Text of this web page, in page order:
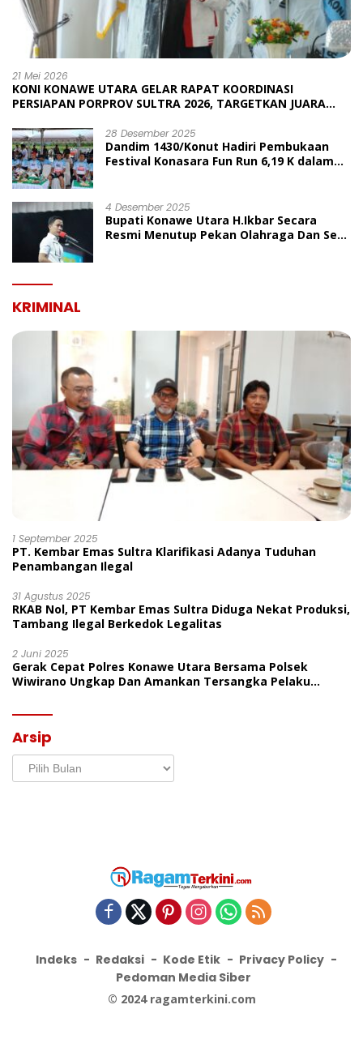
21 Mei 2026
KONI KONAWE UTARA GELAR RAPAT KOORDINASI
PERSIAPAN PORPROV SULTRA 2026, TARGETKAN JUARA
28 Desember 2025
Dandim 1430/Konut Hadiri Pembukaan
Festival Konasara Fun Run 6,19 K dalam
4 Desember 2025
Bupati Konawe Utara H.Ikbar Secara
Resmi Menutup Pekan Olahraga Dan Seni
KRIMINAL
1 September 2025
PT. Kembar Emas Sultra Klarifikasi Adanya Tuduhan
Penambangan Ilegal
31 Agustus 2025
RKAB Nol, PT Kembar Emas Sultra Diduga Nekat Produksi,
Tambang Ilegal Berkedok Legalitas
2 Juni 2025
Gerak Cepat Polres Konawe Utara Bersama Polsek
Wiwirano Ungkap Dan Amankan Tersangka Pelaku
Arsip
Arsip
Indeks Redaksi Kode Etik
Privacy Policy
Pedoman Media Siber
© 2024 ragamterkini.com